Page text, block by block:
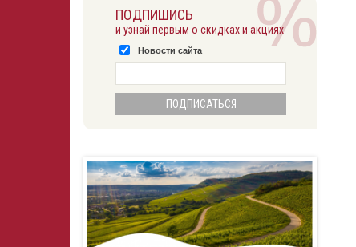
ПОДПИШИСЬ
и узнай первым о скидках и акциях
Новости сайта